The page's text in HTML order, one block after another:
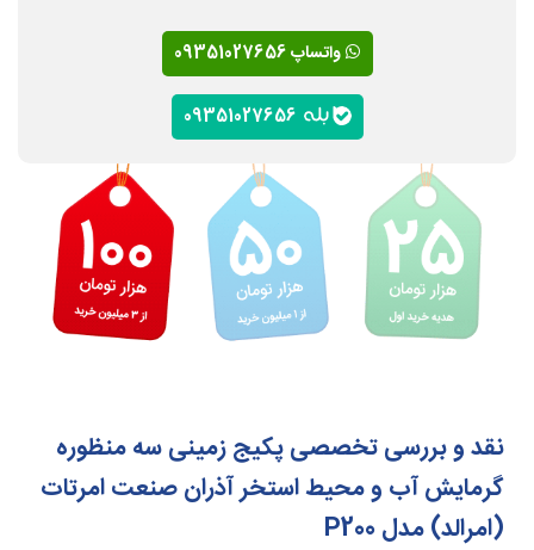
واتساپ 09351027656
نقد و بررسی تخصصی پکیج زمینی سه منظوره
گرمایش آب و محیط استخر آذران صنعت امرتات
(امرالد) مدل P200